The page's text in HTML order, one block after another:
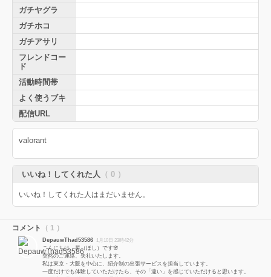
ガチヤグラ
ガチホコ
ガチアサリ
フレンドコー
ド
活動時間帯
よく使うブキ
配信URL
valorant
いいね！してくれた人 （ 0 ）
いいね！してくれた人はまだいません。
コメント （ 1 ）
DepauwThad53586 1月10日 23時42分
こんにちは、星（ほし）です🌸
突然のご連絡、失礼いたします。
私は東京・大阪を中心に、紹介制の出張サービスを担当しています。
一度だけでも体験していただけたら、その「違い」を感じていただけると思います。